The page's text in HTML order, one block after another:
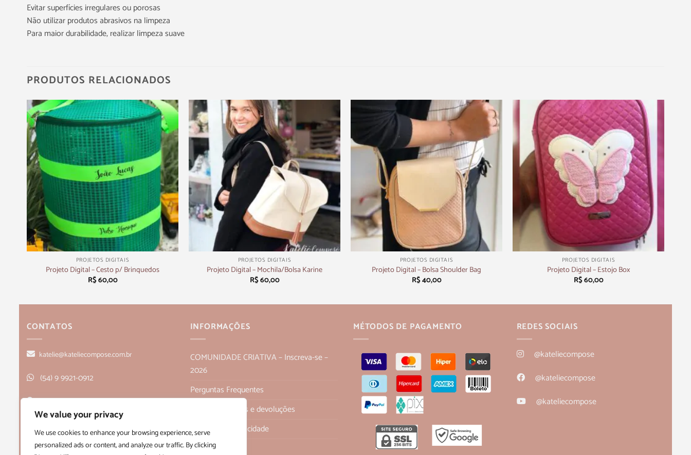
We value your privacy
We use cookies to enhance your browsing experience, serve
personalized ads or content, and analyze our traffic. By clicking
Evitar superfícies irregulares ou porosas
Não utilizar produtos abrasivos na limpeza
Para maior durabilidade, realizar limpeza suave
PRODUTOS RELACIONADOS
+
PROJETOS DIGITAIS
Projeto Digital – Cesto p/ Brinquedos
R$60,00
PROJETOS DIGITAIS
Projeto Digital – Mochila/Bolsa Karine
R$60,00
PROJETOS DIGITAIS
Projeto Digital – Bolsa Shoulder Bag
R$40,00
PROJETOS DIGITAIS
Projeto Digital – Estojo Box
R$60,00
CONTATOS
katelie@kateliecompose.com.br
(54) 9 9921-0912
Rua Alagoas, 166, sala 1, Bairro Humaitá
- Bento Gonçalves, RS CEP 95705-026
INFORMAÇÕES
COMUNIDADE CRIATIVA – Inscreva-se –
2026
Perguntas Frequentes
Política de trocas e devoluções
Políticas de Privacidade
Quem Somos
MÉTODOS DE PAGAMENTO REDES SOCIAIS
@kateliecompose
@kateliecompose
@kateliecompose